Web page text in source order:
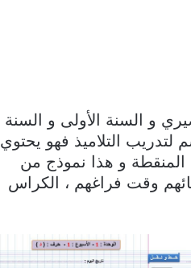
و السنة الأولى و السنة
لتدريب التلاميذ فهو يحتوي
المنقطة و هذا نموذج من
وقت فراغهم ، الكراس